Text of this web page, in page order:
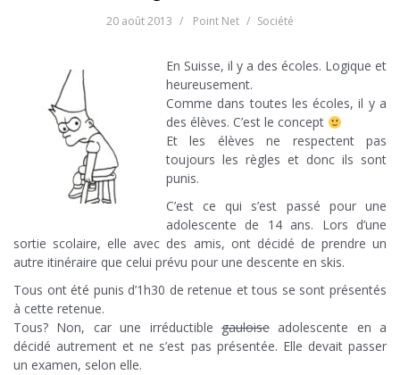
20 août 2013 Point Net Société
En Suisse, il y a des écoles. Logique et
heureusement.
Comme dans toutes les écoles, il y a
des élèves. C’est le concept
Et les élèves ne respectent pas
toujours les règles et donc ils sont
punis.
C’est ce qui s’est passé pour une
adolescente de 14 ans. Lors d’une
sortie scolaire, elle avec des amis, ont décidé de prendre un
autre itinéraire que celui prévu pour une descente en skis.
Tous ont été punis d’1h30 de retenue et tous se sont présentés
à cette retenue.
Tous? Non, car une irréductible gauloiseadolescente en a
décidé autrement et ne s’est pas présentée. Elle devait passer
un examen, selon elle.